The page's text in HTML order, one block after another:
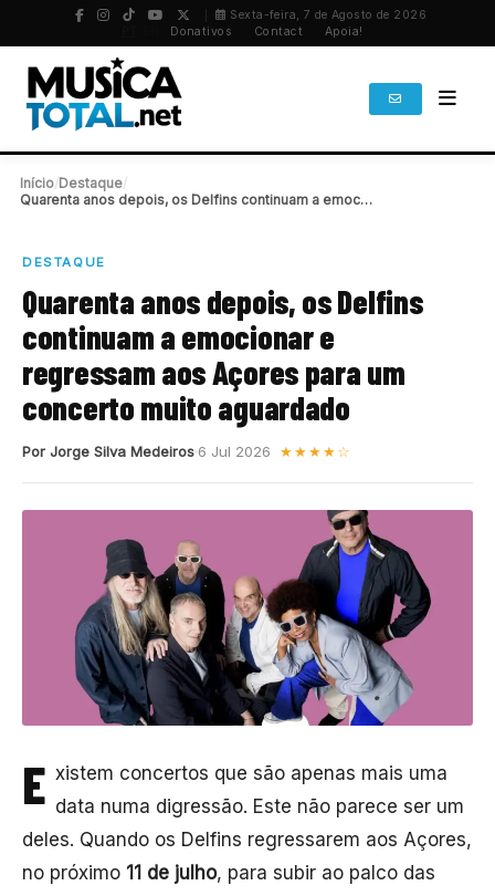
Sexta-feira, 7 de Agosto de 2026
Donativos Contact Apoia!
Início Destaque
Quarenta anos depois, os Delfins continuam a emocionar…
DESTAQUE
Quarenta anos depois, os Delfins
continuam a emocionar e
regressam aos Açores para um
concerto muito aguardado
Por Jorge Silva Medeiros 6 Jul 2026 ★★★★☆
E xistem concertos que são apenas mais uma
data numa digressão. Este não parece ser um
deles. Quando os Delfins regressarem aos Açores,
no próximo 11 de julho, para subir ao palco das